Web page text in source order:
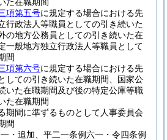
項第五号に規定する場合における先
行政法人等職員としての引き続いた
の地方公務員としての引き続いた在
一般地方独立行政法人等職員として
間
項第六号に規定する場合における先
しての引き続いた在職期間、国家公
いた在職期間及び後の特定公庫等職
た在職期間
期間に準ずるものとして人事委員会
間
・追加、平二一条例六一・令四条例